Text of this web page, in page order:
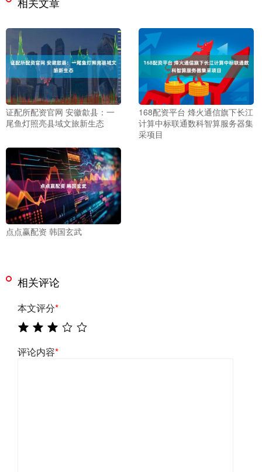
证配所配资官网 安徽歙县：一
尾鱼灯照亮县域文旅新生态
168配资平台 烽火通信旗下长江
计算中标联通数科智算服务器集
采项目
点点赢配资 韩国玄武
相关评论
本文评分*
评论内容*